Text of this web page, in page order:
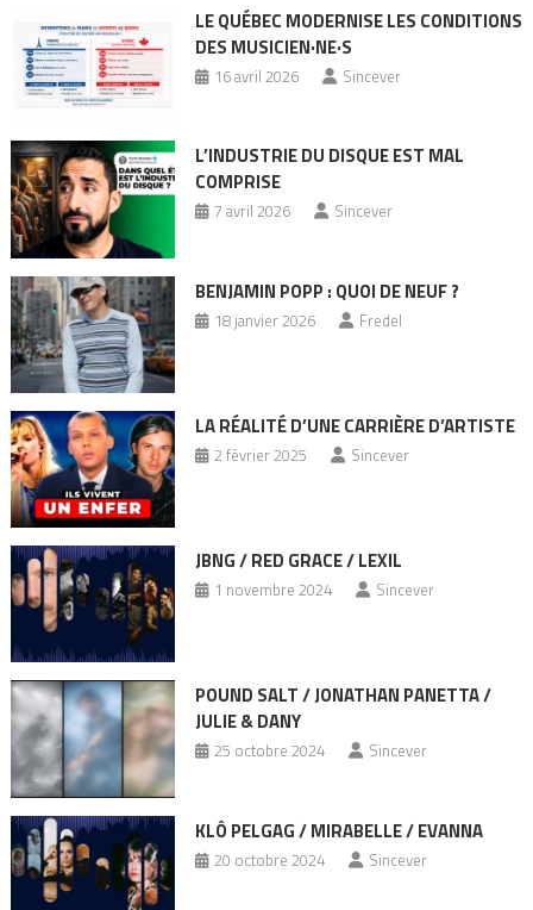
LE QUÉBEC MODERNISE LES CONDITIONS
DES MUSICIEN·NE·S
16 avril 2026 Sincever
L’INDUSTRIE DU DISQUE EST MAL
COMPRISE
7 avril 2026 Sincever
BENJAMIN POPP : QUOI DE NEUF ?
18 janvier 2026 Fredel
LA RÉALITÉ D’UNE CARRIÈRE D’ARTISTE
2 février 2025 Sincever
JBNG / RED GRACE / LEXIL
1 novembre 2024 Sincever
POUND SALT / JONATHAN PANETTA /
JULIE & DANY
25 octobre 2024 Sincever
KLÔ PELGAG / MIRABELLE / EVANNA
20 octobre 2024 Sincever